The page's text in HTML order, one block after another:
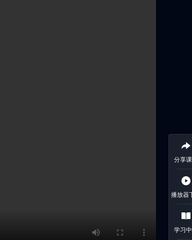
分享
播放器
学习